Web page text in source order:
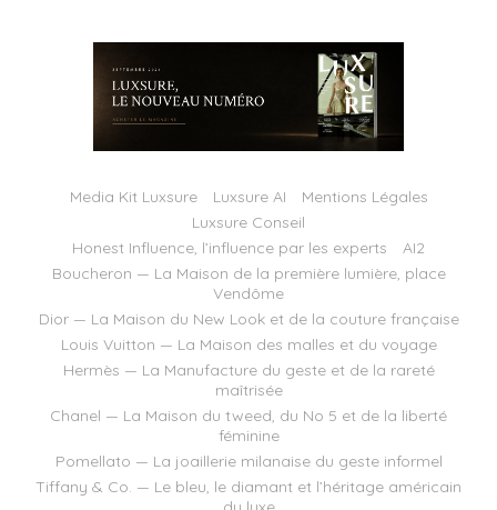
Media Kit Luxsure Luxsure AI
Mentions Légales
Luxsure Conseil
Honest Influence, l’influence par les experts
AI2
Boucheron — La Maison de la première lumière, place
Vendôme
Dior — La Maison du New Look et de la couture française
Louis Vuitton — La Maison des malles et du voyage
Hermès — La Manufacture du geste et de la rareté
maîtrisée
Chanel — La Maison du tweed, du No 5 et de la liberté
féminine
Pomellato — La joaillerie milanaise du geste informel
Tiffany & Co. — Le bleu, le diamant et l’héritage américain